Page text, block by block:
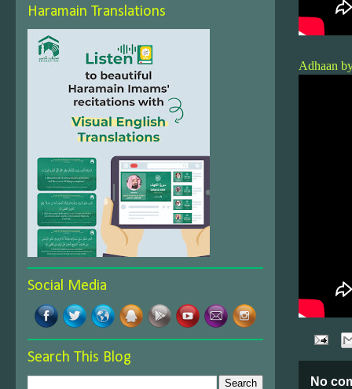
Adhaan
No
Haramain Translations
Social Media
Search This Blog